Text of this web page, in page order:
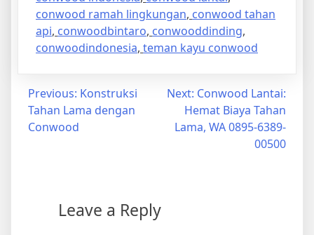
conwood ramah lingkungan, conwood tahan
api, conwoodbintaro, conwooddinding,
conwoodindonesia, teman kayu conwood
Post
navigation
Previous: Konstruksi
Tahan Lama dengan
Conwood
Next: Conwood Lantai:
Hemat Biaya Tahan
Lama, WA 0895-6389-
00500
Leave a Reply